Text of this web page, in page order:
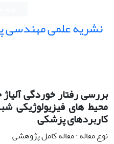
نشریه علمی
بررسی رفتار خوردگی
محیط های فیزیولوژیکی
کاربردهای پزشکی
نوع مقاله : مقاله کامل پژوهشی